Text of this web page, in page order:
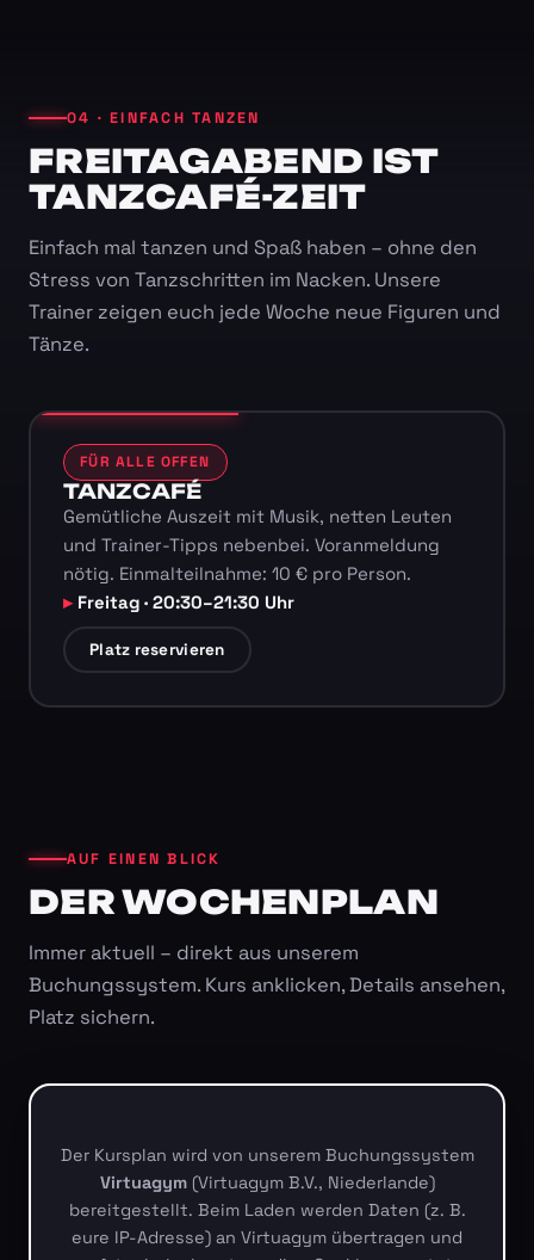
04 · EINFACH TANZEN
FREITAGABEND IST
TANZCAFÉ-ZEIT
Einfach mal tanzen und Spaß haben – ohne den
Stress von Tanzschritten im Nacken. Unsere
Trainer zeigen euch jede Woche neue Figuren und
Tänze.
FÜR ALLE OFFEN
TANZCAFÉ
Gemütliche Auszeit mit Musik, netten Leuten
und Trainer-Tipps nebenbei. Voranmeldung
nötig. Einmalteilnahme: 10 € pro Person.
Freitag · 20:30–21:30 Uhr
Platz reservieren
AUF EINEN BLICK
DER WOCHENPLAN
Immer aktuell – direkt aus unserem
Buchungssystem. Kurs anklicken, Details ansehen,
Platz sichern.
Der Kursplan wird von unserem Buchungssystem
Virtuagym(Virtuagym B.V., Niederlande)
bereitgestellt. Beim Laden werden Daten (z. B.
eure IP-Adresse) an Virtuagym übertragen und